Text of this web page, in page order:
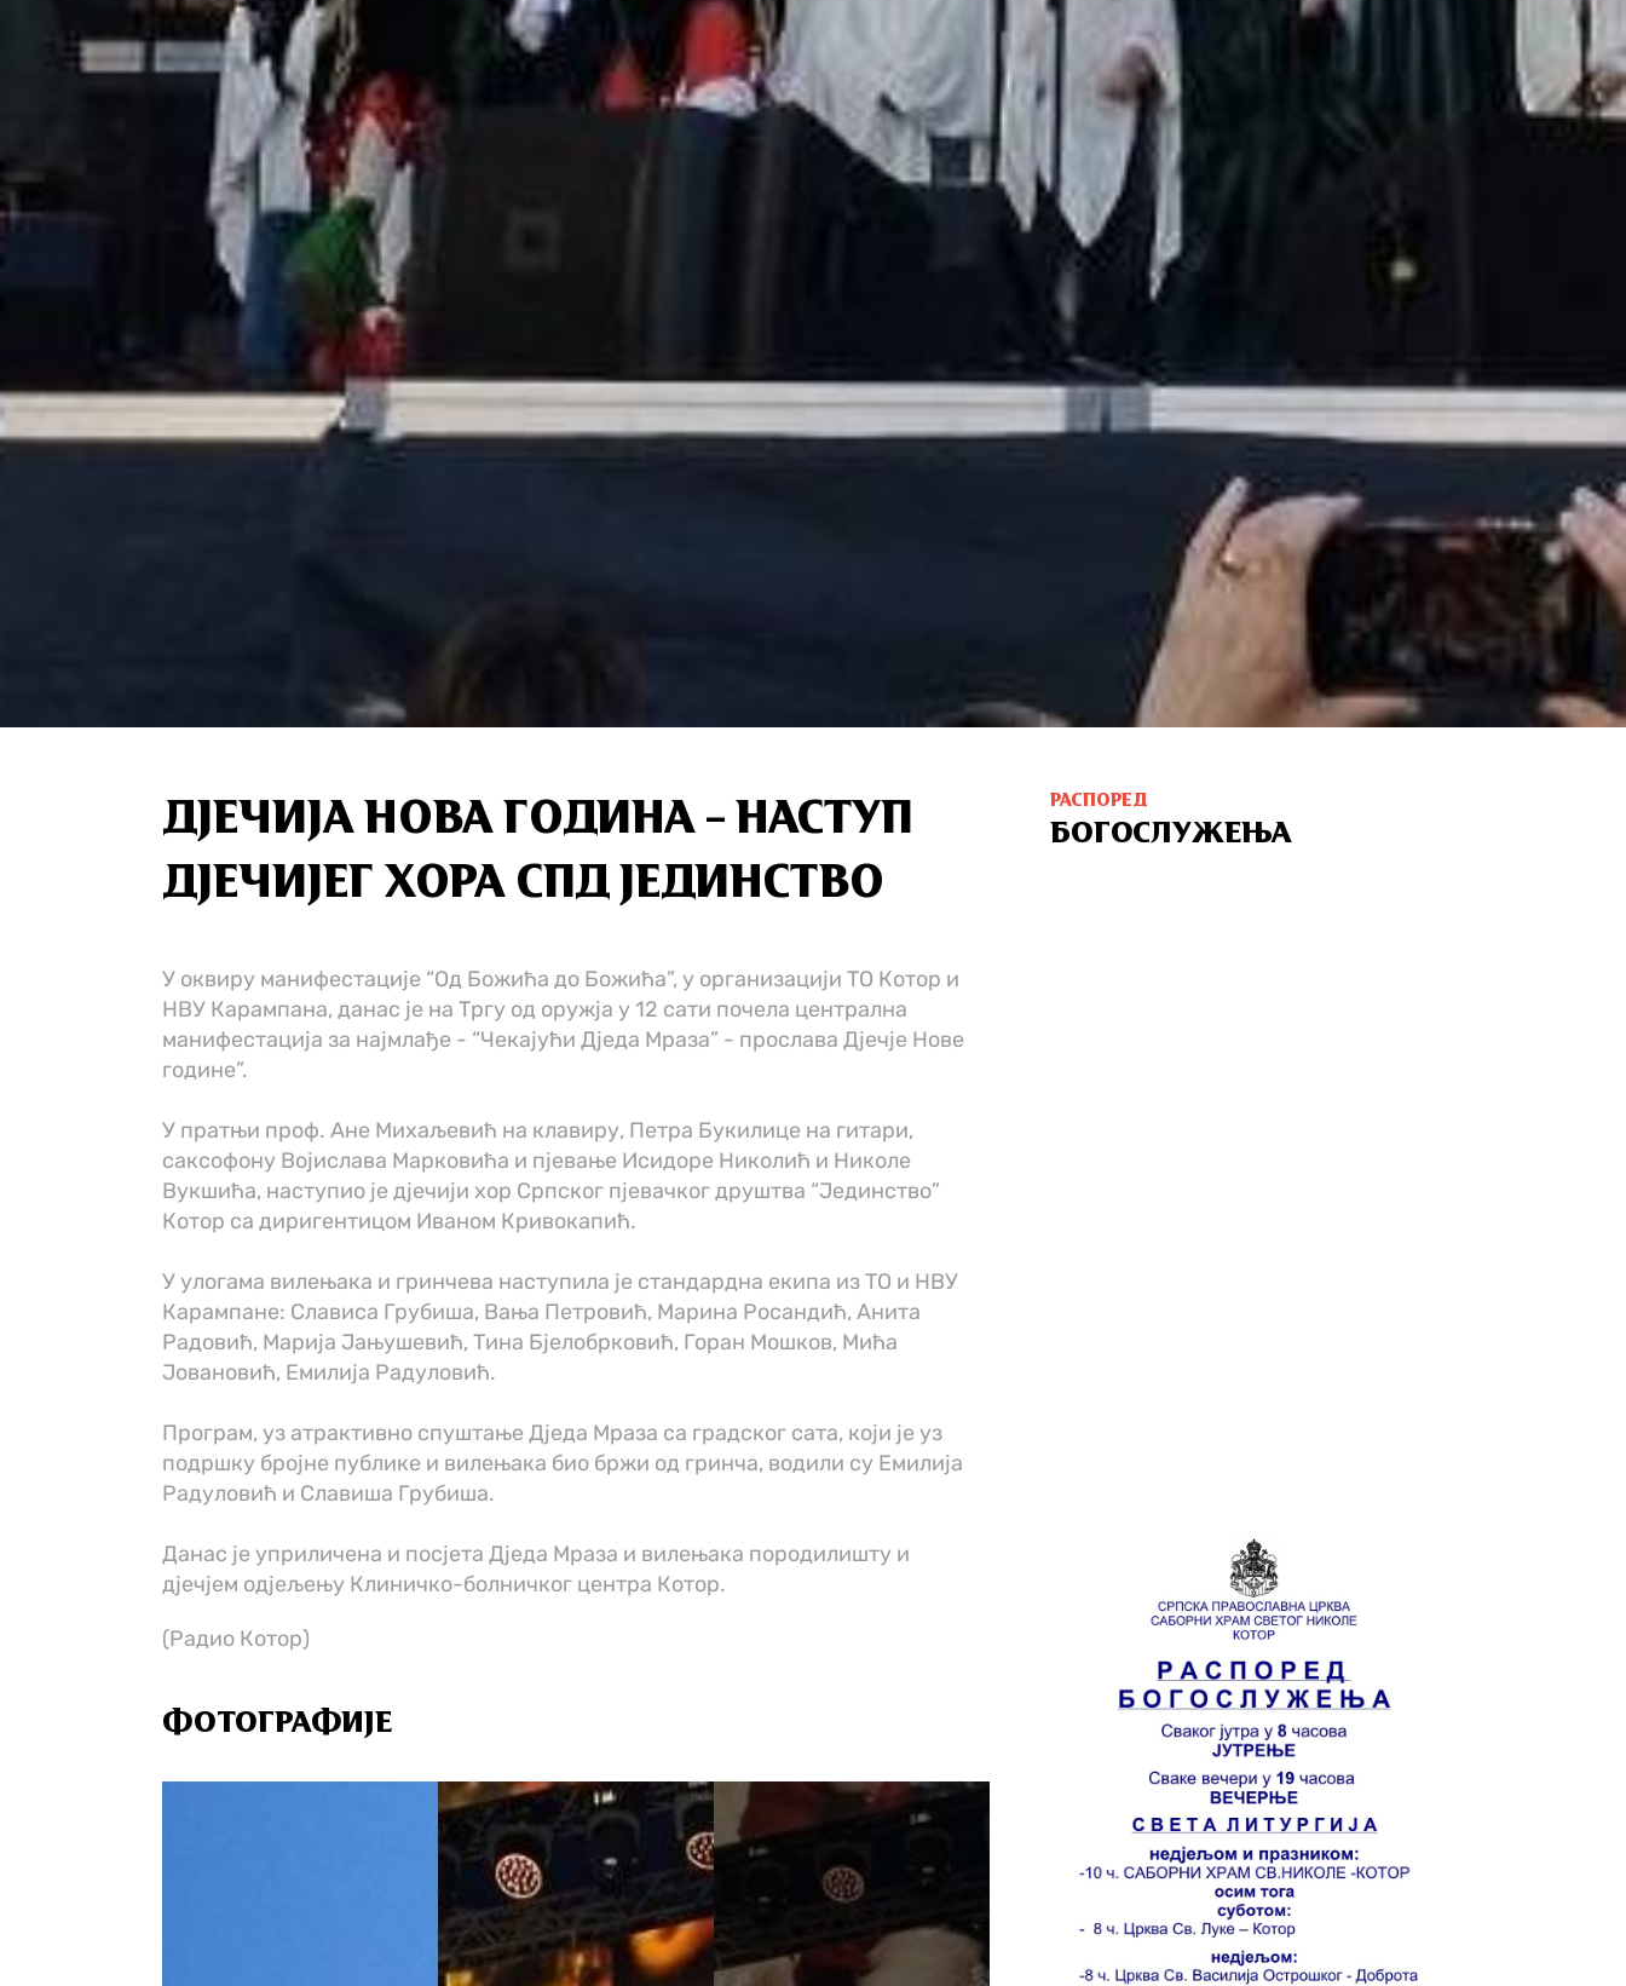
Д‌ЈЕЧИЈА НОВА ГОДИНА – НАСТУП
ДЈЕЧИЈЕГ ХОРА СПД ЈЕДИНСТВО
У оквиру манифестације “Од Божића до Божића”, у организацији ТО Котор и
НВУ Карампана, данас је на Тргу од оружја у 12 сати почела централна
манифестација за најмлађе - “Чекајући Д‌једа Мраза” - прослава Д‌јечје Нове
године”.
У пратњи проф. Ане Михаљевић на клавиру, Петра Букилице на гитари,
саксофону Војислава Марковића и пјевање Исидоре Николић и Николе
Вукшића, наступио је д‌јечији хор Српског пјевачког друштва “Јединство”
Котор са диригентицом Иваном Кривокапић.
У улогама вилењака и гринчева наступила је стандардна екипа из ТО и НВУ
Карампане: Слависа Грубиша, Вања Петровић, Марина Росандић, Анита
Радовић, Марија Јањушевић, Тина Бјелобрковић, Горан Мошков, Мића
Јовановић, Емилија Радуловић.
Програм, уз атрактивно спуштање Д‌једа Мраза са градског сата, који је уз
подршку бројне публике и вилењака био бржи од гринча, водили су Емилија
Радуловић и Славиша Грубиша.
Данас је уприличена и посјета Д‌једа Мраза и вилењака породилишту и
д‌јечјем од‌јељењу Клиничко-болничког центра Котор.
(Радио Котор)
ФОТОГРАФИЈЕ
РАСПОРЕД
БОГОСЛУЖЕЊА